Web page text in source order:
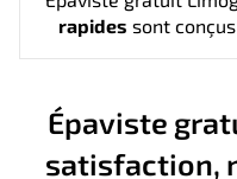
rapides sont
Épaviste
satisfaction,